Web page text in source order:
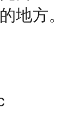
地方。